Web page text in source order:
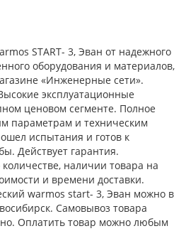
START- 3, Эван от надежного
оборудования и материалов,
«Инженерные сети».
эксплуатационные
ценовом сегменте. Полное
параметрам и техническим
испытания и готов к
Действует гарантия.
наличии товара на
и времени доставки.
warmos start- 3, Эван можно в
Самовывоз товара
Оплатить товар можно любым